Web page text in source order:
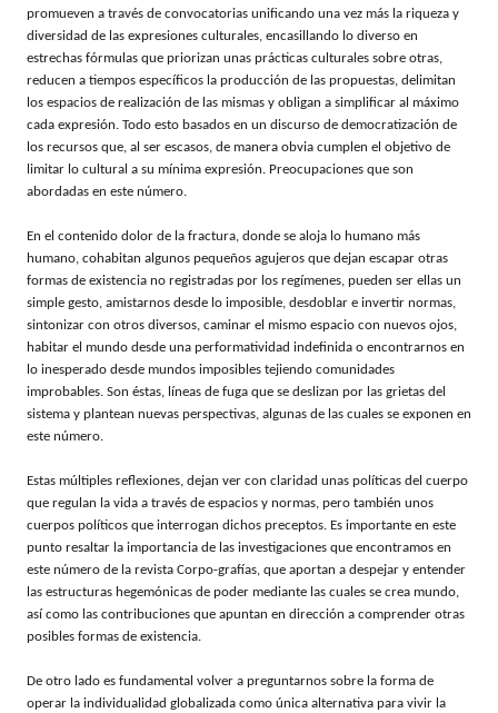
promueven a través de convocatorias unificando una vez más la riqueza y
diversidad de las expresiones culturales, encasillando lo diverso en
estrechas fórmulas que priorizan unas prácticas culturales sobre otras,
reducen a tiempos específicos la producción de las propuestas, delimitan
los espacios de realización de las mismas y obligan a simplificar al máximo
cada expresión. Todo esto basados en un discurso de democratización de
los recursos que, al ser escasos, de manera obvia cumplen el objetivo de
limitar lo cultural a su mínima expresión. Preocupaciones que son
abordadas en este número.
En el contenido dolor de la fractura, donde se aloja lo humano más
humano, cohabitan algunos pequeños agujeros que dejan escapar otras
formas de existencia no registradas por los regímenes, pueden ser ellas un
simple gesto, amistarnos desde lo imposible, desdoblar e invertir normas,
sintonizar con otros diversos, caminar el mismo espacio con nuevos ojos,
habitar el mundo desde una performatividad indefinida o encontrarnos en
lo inesperado desde mundos imposibles tejiendo comunidades
improbables. Son éstas, líneas de fuga que se deslizan por las grietas del
sistema y plantean nuevas perspectivas, algunas de las cuales se exponen en
este número.
Estas múltiples reflexiones, dejan ver con claridad unas políticas del cuerpo
que regulan la vida a través de espacios y normas, pero también unos
cuerpos políticos que interrogan dichos preceptos. Es importante en este
punto resaltar la importancia de las investigaciones que encontramos en
este número de la revista Corpo-grafías, que aportan a despejar y entender
las estructuras hegemónicas de poder mediante las cuales se crea mundo,
así como las contribuciones que apuntan en dirección a comprender otras
posibles formas de existencia.
De otro lado es fundamental volver a preguntarnos sobre la forma de
operar la individualidad globalizada como única alternativa para vivir la